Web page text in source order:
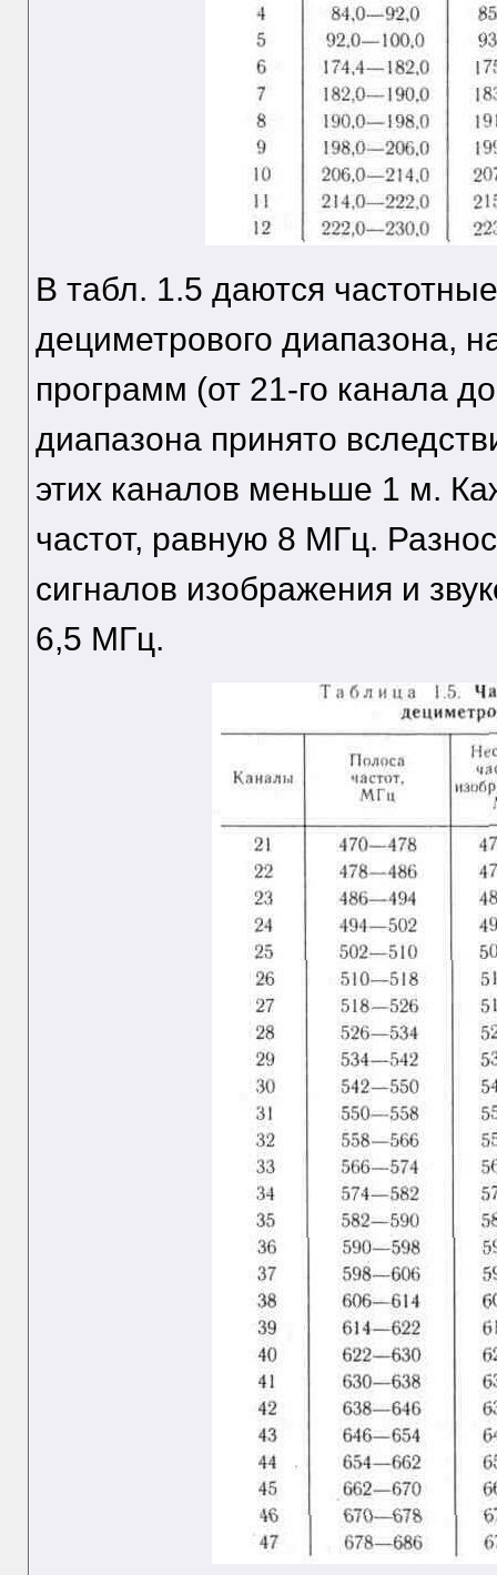
В табл. 1.5 даются
дециметрового диапазона,
программ (от 21-го канала
диапазона принято
этих каналов меньше 1 м.
частот, равную 8 МГц.
сигналов изображения и
6,5 МГц.